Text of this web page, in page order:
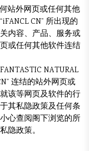
站外网页或任何其他
CN” 所出现的
内容、产品、服务或
或任何其他软件连结
NATURAL
连结的站外网页或
该等网页及软件的行
其私隐政策及任何条
心查阅阁下浏览的所
隐政策。